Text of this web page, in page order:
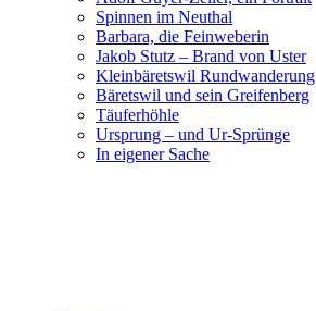
Spinnen im Neuthal
Barbara, die Feinweberin
Jakob Stutz – Brand von Uster
Kleinbäretswil Rundwanderung
Bäretswil und sein Greifenberg
Täuferhöhle
Ursprung – und Ur-Sprünge
In eigener Sache